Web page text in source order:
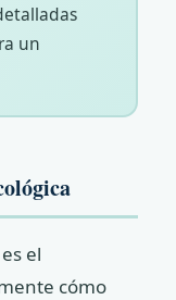
un
el
cómo